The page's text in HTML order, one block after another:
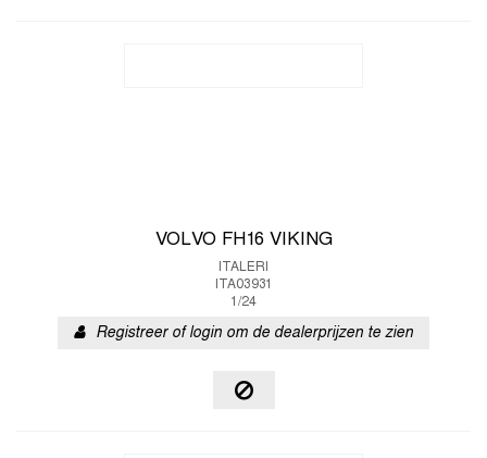
VOLVO FH16 VIKING
ITALERI
ITA03931
1/24
Registreer of login om de dealerprijzen te zien